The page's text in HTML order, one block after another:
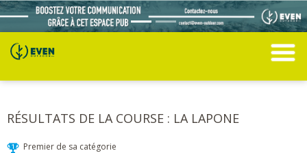
RÉSULTATS DE LA COURSE : LA LAPONE
Premier de sa catégorie